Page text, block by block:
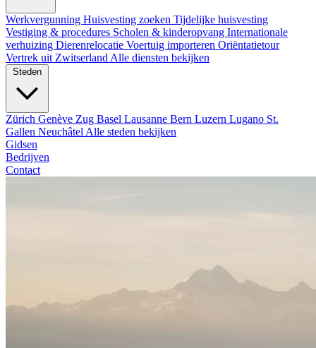
Werkvergunning Huisvesting zoeken Tijdelijke huisvesting
Vestiging & procedures Scholen & kinderopvang Internationale
verhuizing Dierenrelocatie Voertuig importeren Oriëntatietour
Vertrek uit Zwitserland Alle diensten bekijken
Steden
Zürich Genève Zug Basel Lausanne Bern Luzern Lugano St.
Gallen Neuchâtel Alle steden bekijken
Gidsen
Bedrijven
Contact